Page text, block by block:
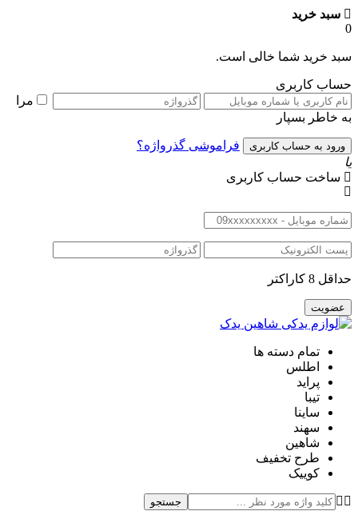
سبد خرید
خرید شما خالی است.
کاربری
مرا
خاطر بسپار
فراموشی گذرواژه؟
حساب کاربری
8 کاراکتر
تمام دسته ها
اطلس
پراید
تیبا
ساینا
سهند
شاهین
طرح تخفیف
کوییک
جستجو